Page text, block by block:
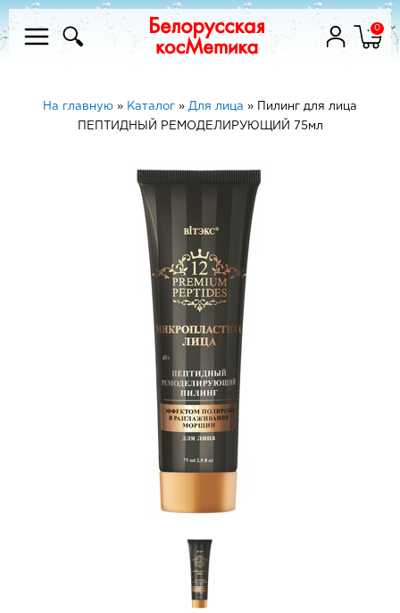
0
На главную » Каталог » Для лица »
Пилинг для лица
ПЕПТИДНЫЙ РЕМОДЕЛИРУЮЩИЙ 75мл